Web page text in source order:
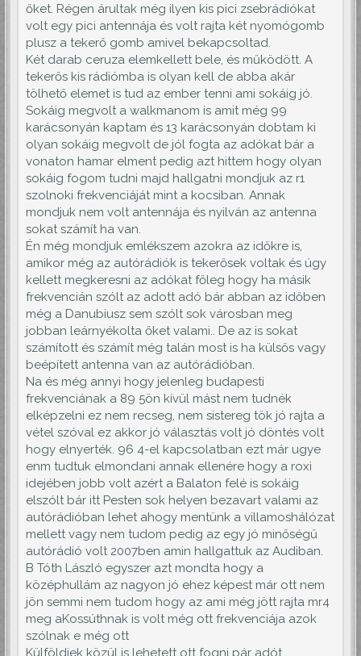
őket. Régen árultak még ilyen kis pici zsebrádiókat
volt egy pici antennája és volt rajta két nyomógomb
plusz a tekerő gomb amivel bekapcsoltad.
Két darab ceruza elemkellett bele, és működött. A
tekerős kis rádiómba is olyan kell de abba akár
tölhető elemet is tud az ember tenni ami sokáig jó.
Sokáig megvolt a walkmanom is amit még 99
karácsonyán kaptam és 13 karácsonyán dobtam ki
olyan sokáig megvolt de jól fogta az adókat bár a
vonaton hamar elment pedig azt hittem hogy olyan
sokáig fogom tudni majd hallgatni mondjuk az r1
szolnoki frekvenciáját mint a kocsiban. Annak
mondjuk nem volt antennája és nyilván az antenna
sokat számít ha van.
Én még mondjuk emlékszem azokra az időkre is,
amikor még az autórádiók is tekerősek voltak és úgy
kellett megkeresni az adókat főleg hogy ha másik
frekvencián szólt az adott adó bár abban az időben
még a Danubiusz sem szólt sok városban meg
jobban leárnyékolta őket valami.. De az is sokat
számított és számít még talán most is ha külsős vagy
beépített antenna van az autórádióban.
Na és még annyi hogy jelenleg budapesti
frekvenciának a 89 5ön kívül mást nem tudnék
elképzelni ez nem recseg, nem sistereg tök jó rajta a
vétel szóval ez akkor jó választás volt jó döntés volt
hogy elnyerték. 96 4-el kapcsolatban ezt már ugye
enm tudtuk elmondani annak ellenére hogy a roxi
idejében jobb volt azért a Balaton felé is sokáig
elszólt bár itt Pesten sok helyen bezavart valami az
autórádióban lehet ahogy mentünk a villamoshálózat
mellett vagy nem tudom pedig az egy jó minőségű
autórádió volt 2007ben amin hallgattuk az Audiban.
B Tóth László egyszer azt mondta hogy a
középhullám az nagyon jó ehez képest már ott nem
jön semmi nem tudom hogy az ami még jött rajta mr4
meg aKossúthnak is volt még ott frekvenciája azok
szólnak e még ott
Külföldiek közül is lehetett ott fogni pár adót